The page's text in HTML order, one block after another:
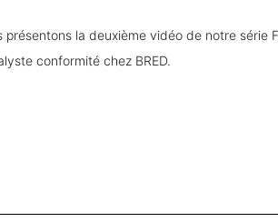
présentons la deuxième vidéo de notre série
conformité chez BRED.